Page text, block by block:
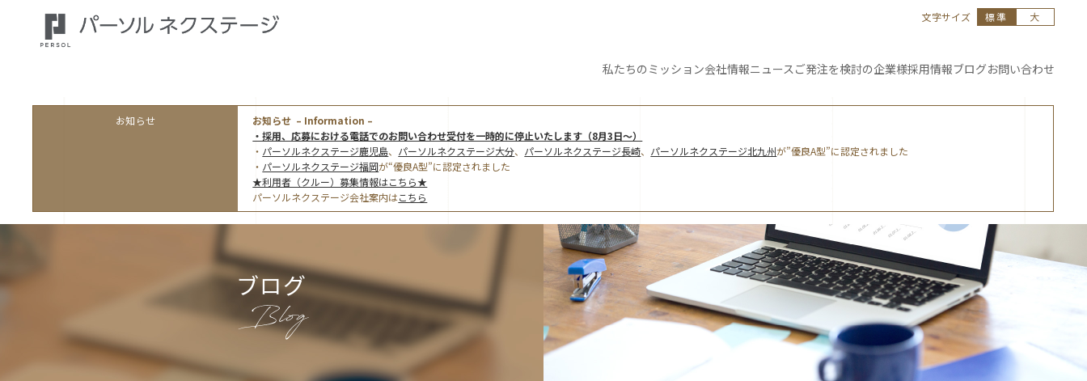
私たちの ミッション会社情報ニュース ご発注を検討の企業様採用情報ブログお問い合わせ
文字サイズ 標準 大
お知らせ
お知らせ – Information –
・採用、応募における電話でのお問い合わせ受付を一時的に停止いたします（8月3日～）
・ パーソルネクステージ鹿児島、 パーソルネクステージ大分、 パーソルネクステージ長崎、 パーソルネクステージ北九州が”優良A型”に認定されました
・ パーソルネクステージ福岡が“優良A型”に認定されました
★利用者（クルー）募集情報はこちら★
パーソルネクステージ会社案内はこちら
ブログ